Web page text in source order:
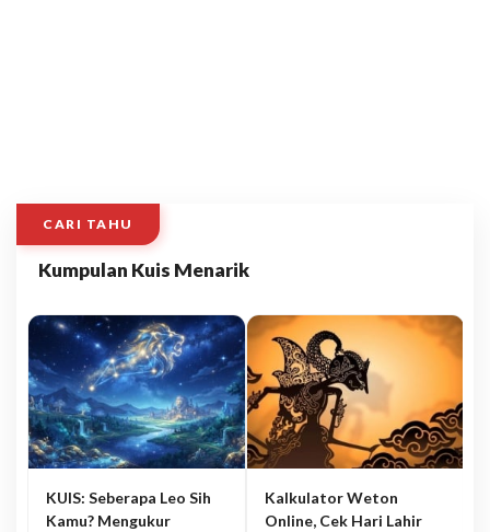
CARI TAHU
Kumpulan Kuis Menarik
KUIS: Seberapa Leo Sih
Kamu? Mengukur
Kalkulator Weton
Online, Cek Hari Lahir